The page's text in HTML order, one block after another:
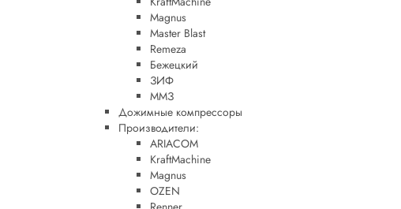
Magnus
Master Blast
Remeza
Бежецкий
ЗИФ
ММЗ
Дожимные компрессоры
Производители:
ARIACOM
KraftMachine
Magnus
OZEN